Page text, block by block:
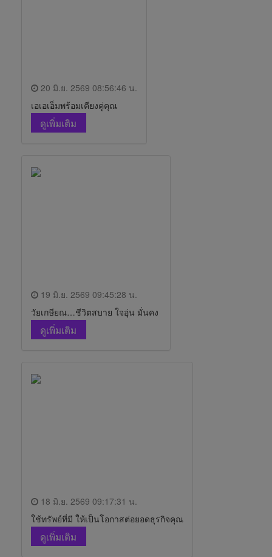
20 มิ.ย. 2569 08:56:46 น.
เอเอเอ็มพร้อมเคียงคู่คุณ
ดูเพิ่มเติม
19 มิ.ย. 2569 09:45:28 น.
วัยเกษียณ…ชีวิตสบาย ใจอุ่น มั่นคง
ดูเพิ่มเติม
18 มิ.ย. 2569 09:17:31 น.
ใช้ทรัพย์ที่มี ให้เป็นโอกาสต่อยอดธุรกิจคุณ
ดูเพิ่มเติม